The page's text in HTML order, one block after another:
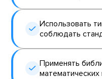
Использовать
соблюдать
Применять
математических